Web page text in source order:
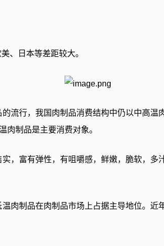
、日本等差距较大。
流行，我国肉制品消费结构中仍以中高
肉制品是主要消费对象。
，富有弹性，有咀嚼感，鲜嫩，脆软，
肉制品在肉制品市场上占据主导地位。